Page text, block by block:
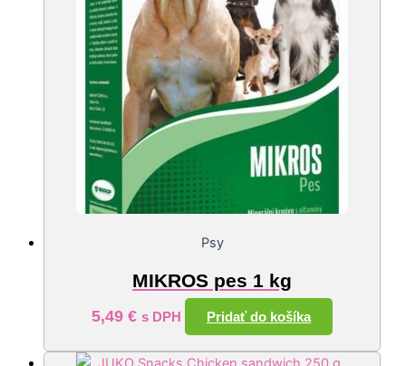
Psy
MIKROS pes 1 kg
5,49 € s DPH Pridať do košíka